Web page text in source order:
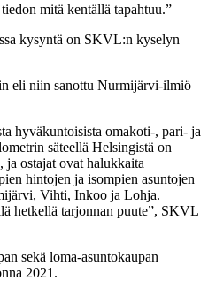
mitä kentällä tapahtuu.”
kysyntä on SKVL:n kyselyn
eli niin sanottu Nurmijärvi-ilmiö
hyväkuntoisista omakoti-, pari- ja
säteellä Helsingistä on
ja ostajat ovat halukkaita
hintojen ja isompien asuntojen
Vihti, Inkoo ja Lohja.
hetkellä tarjonnan puute”, SKVL
sekä loma-asuntokaupan
2021.